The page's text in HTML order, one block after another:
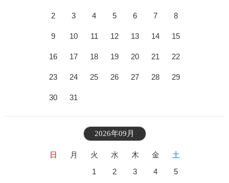
2 3 4 5 6 7 8
9 10 11 12 13 14 15
16 17 18 19 20 21 22
23 24 25 26 27 28 29
30 31
2026年09月
日 月 火 水 木 金
土
1
2 3 4 5